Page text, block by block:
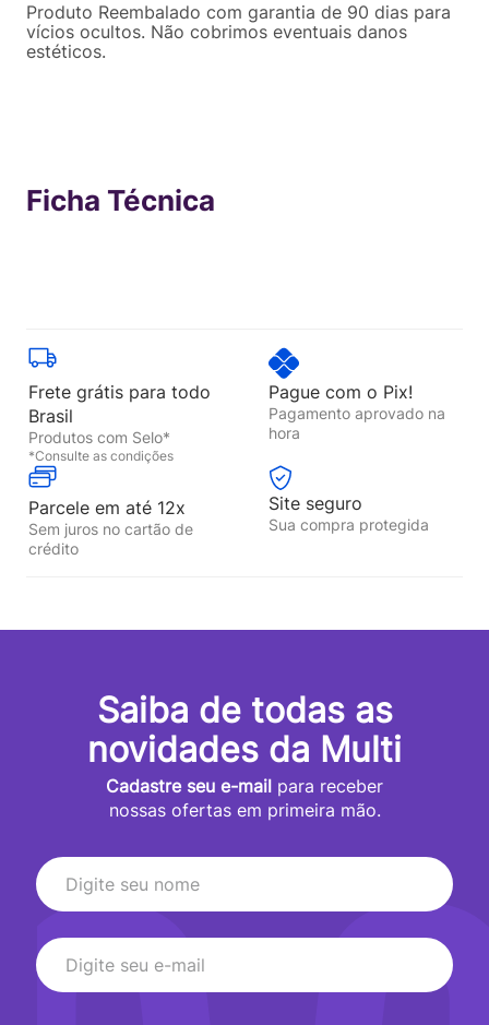
Produto Reembalado com garantia de 90 dias para
vícios ocultos. Não cobrimos eventuais danos
estéticos.
Ficha Técnica
Frete grátis para todo
Brasil
Produtos com Selo*
*Consulte as condições
Pague com o Pix!
Pagamento aprovado na
hora
Parcele em até 12x
Sem juros no cartão de
crédito
Site seguro
Sua compra protegida
Saiba de todas as
novidades da Multi
Cadastre seu e-mail para receber
nossas ofertas em primeira mão.